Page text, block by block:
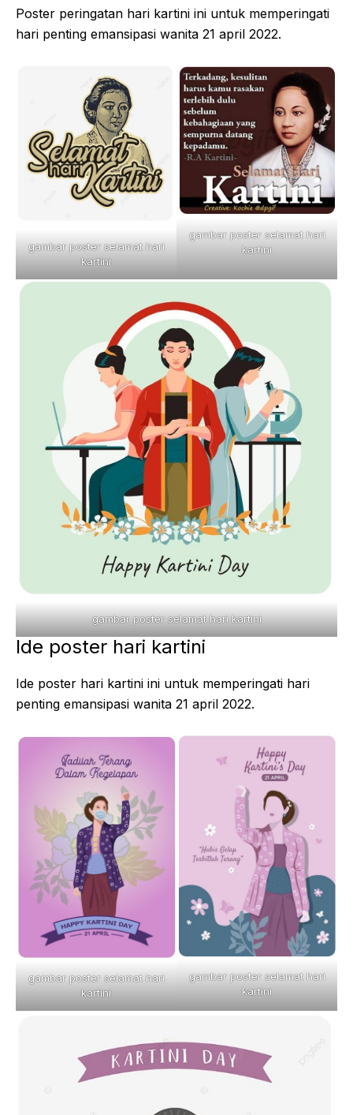
Poster peringatan hari kartini ini untuk memperingati
hari penting emansipasi wanita 21 april 2022.
gambar poster selamat hari
kartini
gambar poster selamat hari
kartini
gambar poster selamat hari kartini
Ide poster hari kartini
Ide poster hari kartini ini untuk memperingati hari
penting emansipasi wanita 21 april 2022.
gambar poster selamat hari
kartini
gambar poster selamat hari
kartini